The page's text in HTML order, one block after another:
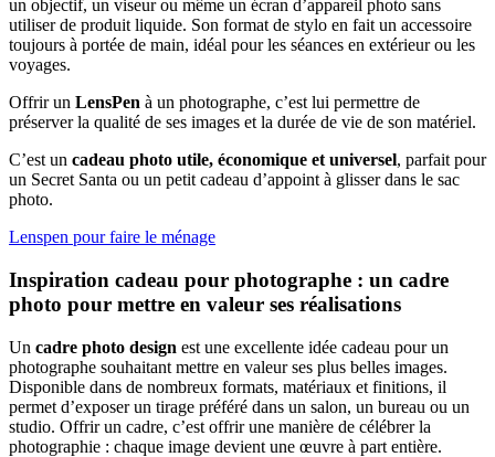
un objectif, un viseur ou même un écran d’appareil photo sans
utiliser de produit liquide. Son format de stylo en fait un accessoire
toujours à portée de main, idéal pour les séances en extérieur ou les
voyages.
Offrir un LensPen à un photographe, c’est lui permettre de
préserver la qualité de ses images et la durée de vie de son matériel.
C’est un cadeau photo utile, économique et universel, parfait pour
un Secret Santa ou un petit cadeau d’appoint à glisser dans le sac
photo.
Lenspen pour faire le ménage
Inspiration cadeau pour photographe : un cadre
photo pour mettre en valeur ses réalisations
Un cadre photo design est une excellente idée cadeau pour un
photographe souhaitant mettre en valeur ses plus belles images.
Disponible dans de nombreux formats, matériaux et finitions, il
permet d’exposer un tirage préféré dans un salon, un bureau ou un
studio. Offrir un cadre, c’est offrir une manière de célébrer la
photographie : chaque image devient une œuvre à part entière.